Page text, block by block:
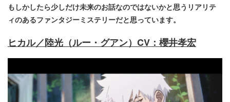
もしかしたら少しだけ未来のお話なのではないかと思うリアリテ
ィのあるファンタジーミステリーだと思っています。
ヒカル／陸光（ルー・グアン）CV：櫻井孝宏